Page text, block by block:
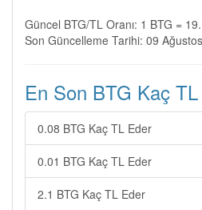
Güncel BTG/TL Oranı: 1 BTG =
Son Güncelleme Tarihi: 09
En Son BTG Kaç
0.08 BTG Kaç TL Eder
0.01 BTG Kaç TL Eder
2.1 BTG Kaç TL Eder